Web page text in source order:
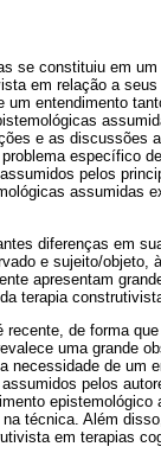
se constituiu em
em relação a
entendimento
e as discussões
específico
pelos
assumidas
diferenças em
e sujeito/objeto,
apresentam
terapia
de forma
uma grande
necessidade de
pelos
técnica. Além
em terapias